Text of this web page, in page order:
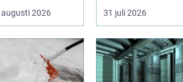
sparas
mängder...
augusti 2026
sättet att ta en
större grupp från
punkt ...
31 juli 2026